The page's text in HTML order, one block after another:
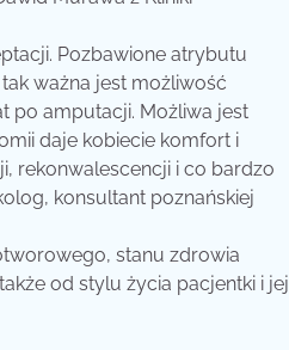
Pozbawione atrybutu
ważna jest możliwość
po amputacji. Możliwa jest
daje kobiecie komfort i
rekonwalescencji i co bardzo
konsultant poznańskiej
stanu zdrowia
od stylu życia pacjentki i jej